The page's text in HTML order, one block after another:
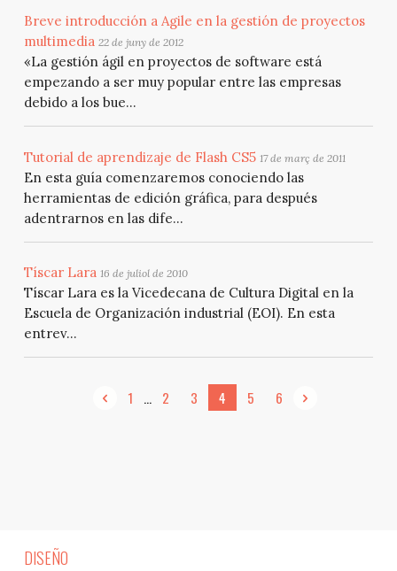
Breve introducción a Agile en la gestión de proyectos
multimedia 22 de juny de 2012
«La gestión ágil en proyectos de software está
empezando a ser muy popular entre las empresas
debido a los bue...
Tutorial de aprendizaje de Flash CS5 17 de març de 2011
En esta guía comenzaremos conociendo las
herramientas de edición gráfica, para después
adentrarnos en las dife...
Tíscar Lara 16 de juliol de 2010
Tíscar Lara es la Vicedecana de Cultura Digital en la
Escuela de Organización industrial (EOI). En esta
entrev...
1 ... 2 3 4 5 6
DISEÑO